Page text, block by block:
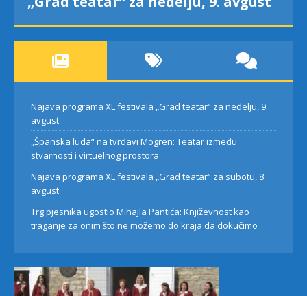
Najava programa XL festivala „Grad teatar“ za neđelju, 9.
avgust
„Španska luda“ na tvrđavi Mogren: Teatar između
stvarnosti i virtuelnog prostora
Najava programa XL festivala „Grad teatar“ za subotu, 8.
avgust
Trg pjesnika ugostio Mihajla Pantića: Književnost kao
traganje za onim što ne možemo do kraja da dokučimo